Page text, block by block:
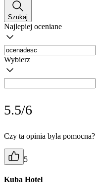
Szukaj
Najlepiej oceniane
Wybierz
5.5/6
Czy ta opinia była pomocna?
5
Kuba Hotel